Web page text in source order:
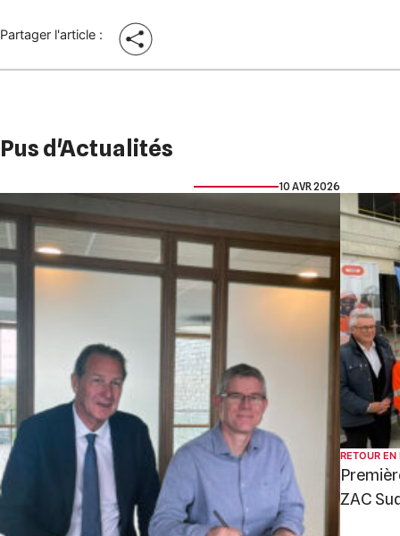
Partager l'article :
Pus d'Actualités
10 AVR 2026
RETOUR EN
ZAC